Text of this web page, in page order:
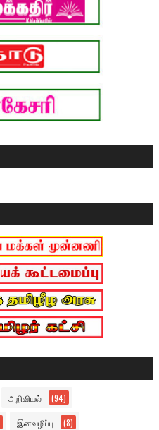
அறிவியல் (94)
இனவழிப்பு (8)